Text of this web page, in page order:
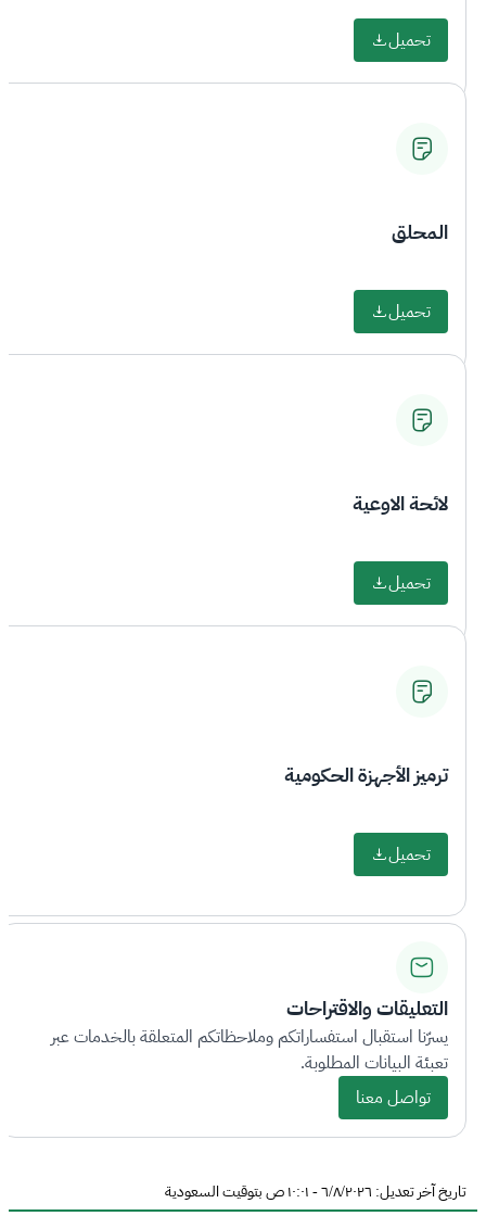
تحميل
المحلق
تحميل
لائحة الاوعية
تحميل
ترميز الأجهزة الحكومية
تحميل
التعليقات والاقتراحات
يسرّنا استقبال استفساراتكم وملاحظاتكم المتعلقة بالخدمات عبر
تعبئة البيانات المطلوبة.
تواصل معنا
تاريخ آخر تعديل: ٦/٨/٢٠٢٦ - ١٠:٠١ ص بتوقيت السعودية